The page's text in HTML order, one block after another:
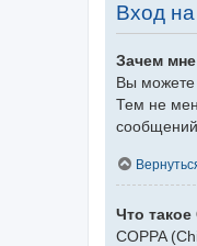
Вход
Зачем
Вы можете
Тем не
Что такое
COPPA